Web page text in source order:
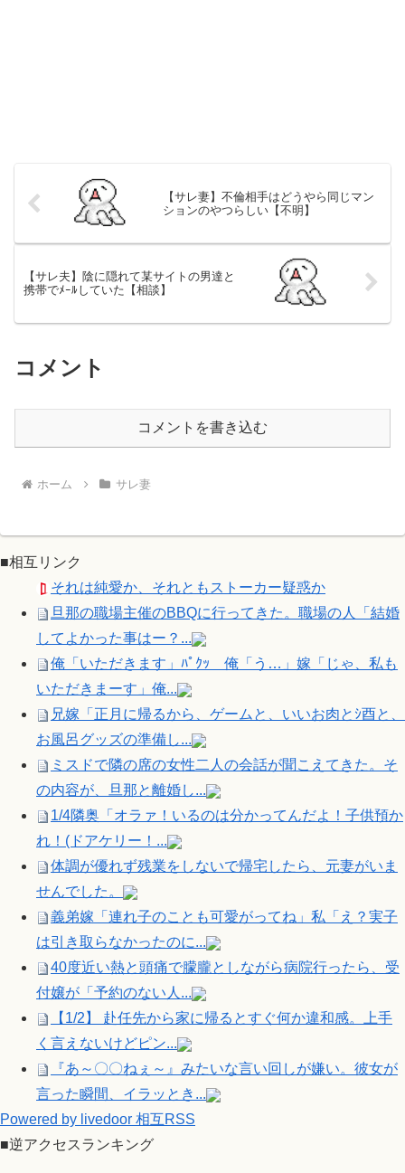
【サレ妻】不倫相手はどうやら同じマン
ションのやつらしい【不明】
【サレ夫】陰に隠れて某サイトの男達と
携帯でﾒｰﾙしていた【相談】
コメント
コメントを書き込む
ホーム サレ妻
■相互リンク
それは純愛か、それともストーカー疑惑か
旦那の職場主催のBBQに行ってきた。職場の人「結婚
してよかった事はー？...
俺「いただきます」ﾊﾟｸｯ 俺「う…」嫁「じゃ、私も
いただきまーす」俺...
兄嫁「正月に帰るから、ゲームと、いいお肉とｼ酉と、
お風呂グッズの準備し...
ミスドで隣の席の女性二人の会話が聞こえてきた。そ
の内容が、旦那と離婚し...
1/4隣奥「オラァ！いるのは分かってんだよ！子供預か
れ！(ドアケリー！...
体調が優れず残業をしないで帰宅したら、元妻がいま
せんでした。
義弟嫁「連れ子のことも可愛がってね」私「え？実子
は引き取らなかったのに...
40度近い熱と頭痛で朦朧としながら病院行ったら、受
付嬢が「予約のない人...
【1/2】 赴任先から家に帰るとすぐ何か違和感。上手
く言えないけどピン...
『あ～〇〇ねぇ～』みたいな言い回しが嫌い。彼女が
言った瞬間、イラッとき...
Powered by livedoor 相互RSS
■逆アクセスランキング